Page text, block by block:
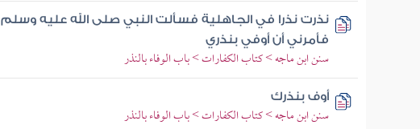
نذرت نذرا في الجاهلية فسألت النبي صلى الله عليه
فأمرني أن أوفي بنذري
سنن ابن ماجه > كتاب الكفارات > باب الوفاء بالنذر
أوف بنذرك
سنن ابن ماجه > كتاب الكفارات > باب الوفاء بالنذر